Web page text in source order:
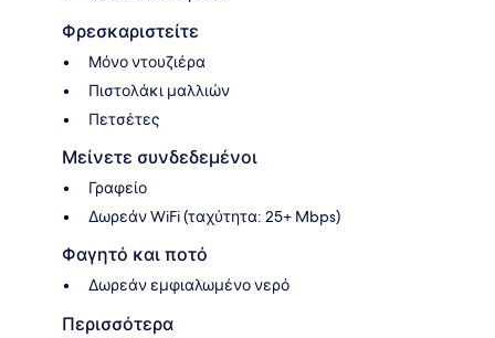
Φρεσκαριστείτε
Μόνο ντουζιέρα
Πιστολάκι μαλλιών
Πετσέτες
Μείνετε συνδεδεμένοι
Γραφείο
Δωρεάν WiFi (ταχύτητα: 25+ Mbps)
Φαγητό και ποτό
Δωρεάν εμφιαλωμένο νερό
Περισσότερα